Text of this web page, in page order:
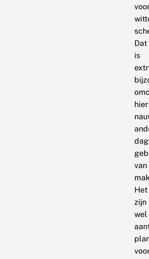
Dat
is
hier
van
Het
zijn
wel